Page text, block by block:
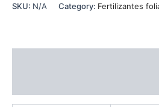
SKU: N/A Category: Fertilizantes